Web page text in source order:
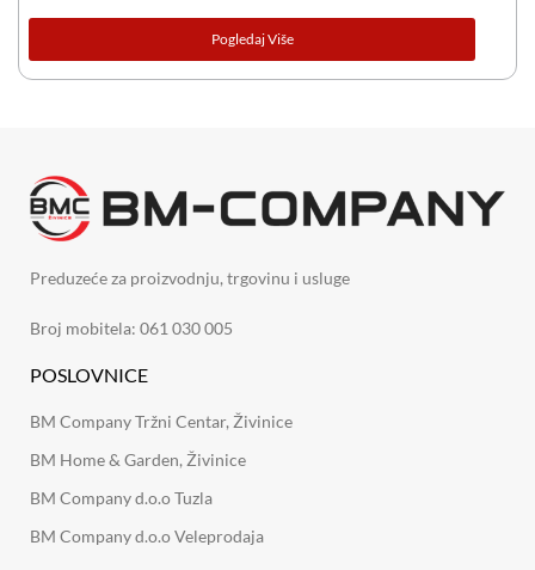
Pogledaj Više
Preduzeće za proizvodnju, trgovinu i usluge
Broj mobitela: 061 030 005
POSLOVNICE
BM Company Tržni Centar, Živinice
BM Home & Garden, Živinice
BM Company d.o.o Tuzla
BM Company d.o.o Veleprodaja